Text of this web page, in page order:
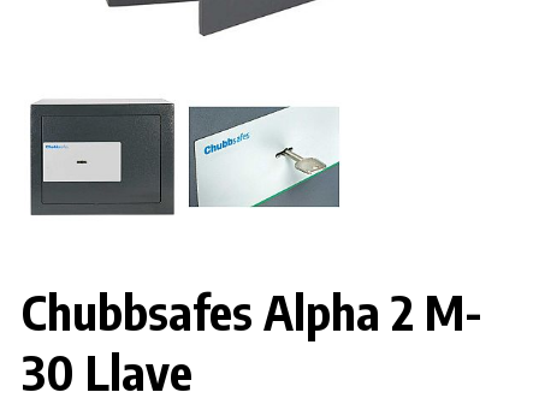
Chubbsafes Alpha 2 M-
30 Llave